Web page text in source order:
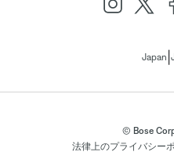
Japan
© Bose
法律上のプライバシー